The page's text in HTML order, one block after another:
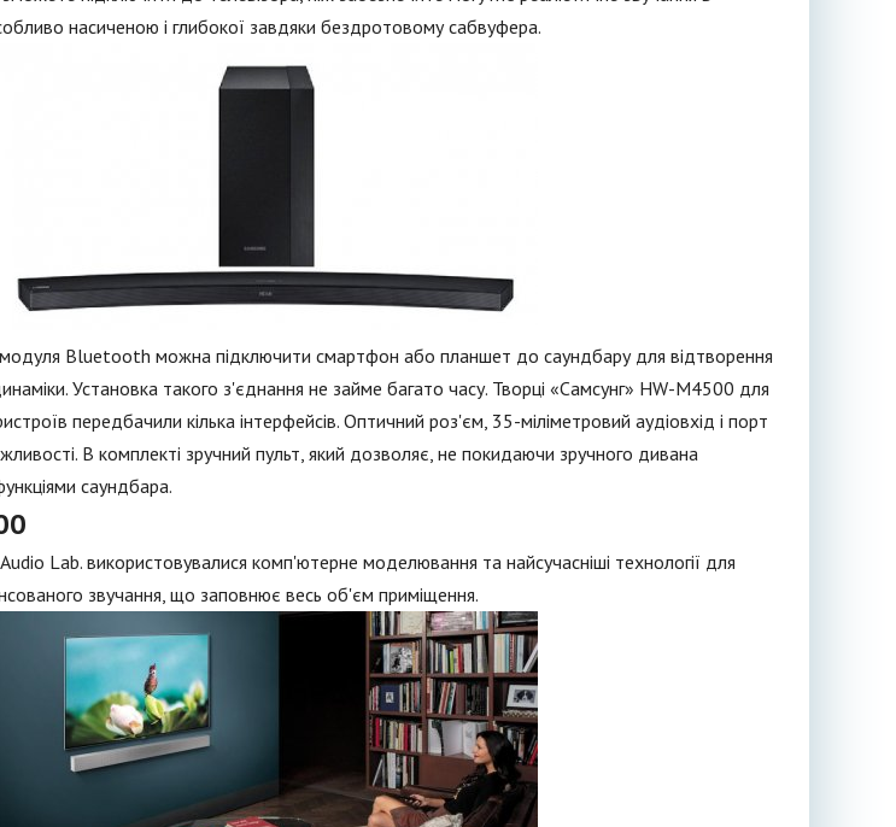
насиченою і глибокої завдяки бездротовому сабвуфера.
Bluetooth можна підключити смартфон або планшет до саундбару для відтворення
Установка такого з'єднання не займе багато часу. Творці «Самсунг» HW-M4500 для
передбачили кілька інтерфейсів. Оптичний роз'єм, 35-міліметровий аудіовхід і порт
В комплекті зручний пульт, який дозволяє, не покидаючи зручного дивана
саундбара.
Lab. використовувалися комп'ютерне моделювання та найсучасніші технології для
звучання, що заповнює весь об'єм приміщення.